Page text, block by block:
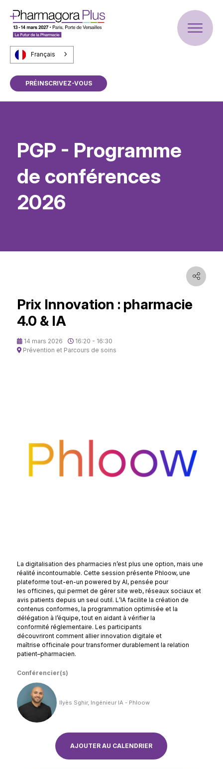
Français
PRÉINSCRIVEZ-VOUS
PGP - Programme
de conférences
2026
Prix Innovation : pharmacie
4.0 & IA
14 mars 2026
16:20 - 16:30
Prévention et Parcours de soins
La digitalisation des pharmacies n’est plus une option, mais une
réalité incontournable. Cette session présente Phloow, une
plateforme tout-en-un powered by AI, pensée pour
les officines, qui permet de gérer site web, réseaux sociaux et
avis patients depuis un seul outil. L’IA facilite la création de
contenus conformes, la programmation optimisée et la
délégation à l’équipe, tout en aidant à vérifier la
conformité réglementaire. Les participants
découvriront comment allier innovation digitale et
maîtrise officinale pour transformer durablement la relation
patient–pharmacien.
Conférencier(s)
Ilyès Sghir, Ingénieur IA - Phloow
AJOUTER AU CALENDRIER